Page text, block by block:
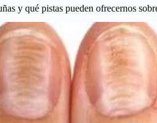
y qué pistas pueden ofrecernos